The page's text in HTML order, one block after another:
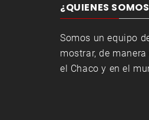
¿QUIENES
Somos un equipo
mostrar, de
el Chaco y en el